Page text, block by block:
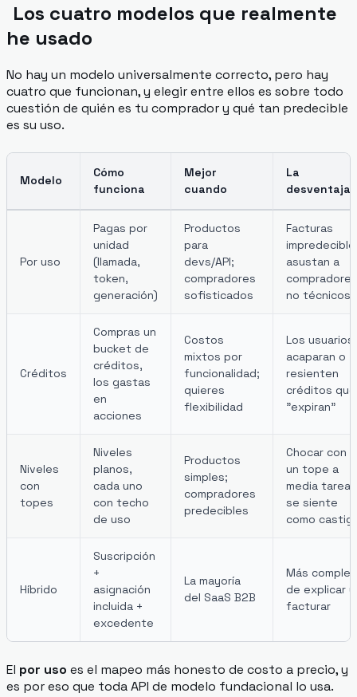
Los cuatro modelos que realmente
he usado
No hay un modelo universalmente correcto, pero hay
cuatro que funcionan, y elegir entre ellos es sobre todo
cuestión de quién es tu comprador y qué tan predecible
es su uso.
Modelo
Cómo
funciona
Mejor
cuando
La
desventaja
Por uso
Pagas por
unidad
(llamada,
token,
generación)
Productos
para
devs/API;
compradores
sofisticados
Facturas
asustan a
compradores
no técnicos
Créditos
Compras un
bucket de
créditos,
los gastas
en
acciones
Costos
mixtos por
funcionalidad;
quieres
flexibilidad
Los usuarios
acaparan o
resienten
créditos que
"expiran"
Niveles
con
topes
Niveles
planos,
cada uno
con techo
de uso
Productos
simples;
compradores
predecibles
Chocar con
un tope a
media tarea
se siente
como
Híbrido
Suscripción
+
asignación
incluida +
excedente
La mayoría
del SaaS B2B
Más
de explicar y
facturar
El por uso es el mapeo más honesto de costo a precio, y
es por eso que toda API de modelo fundacional lo usa.